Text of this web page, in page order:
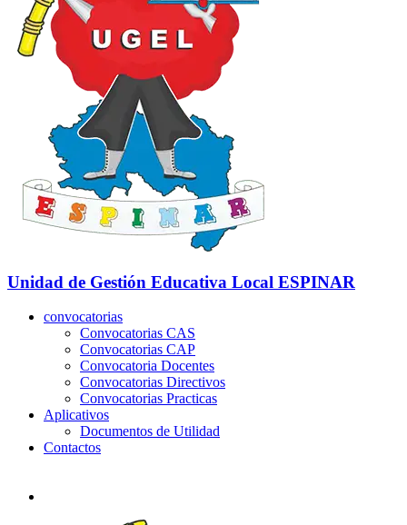
Unidad de Gestión Educativa Local ESPINAR
convocatorias
Convocatorias CAS
Convocatorias CAP
Convocatoria Docentes
Convocatorias Directivos
Convocatorias Practicas
Aplicativos
Documentos de Utilidad
Contactos